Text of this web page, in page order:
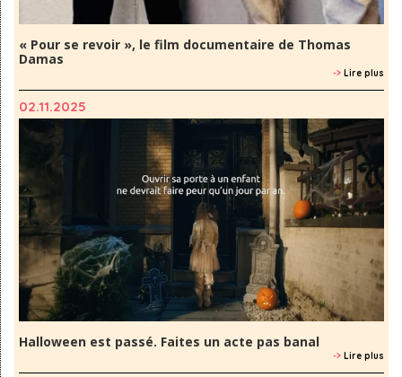
« Pour se revoir », le film documentaire de Thomas
Damas
-> Lire plus
02.11.2025
Halloween est passé. Faites un acte pas banal
-> Lire plus